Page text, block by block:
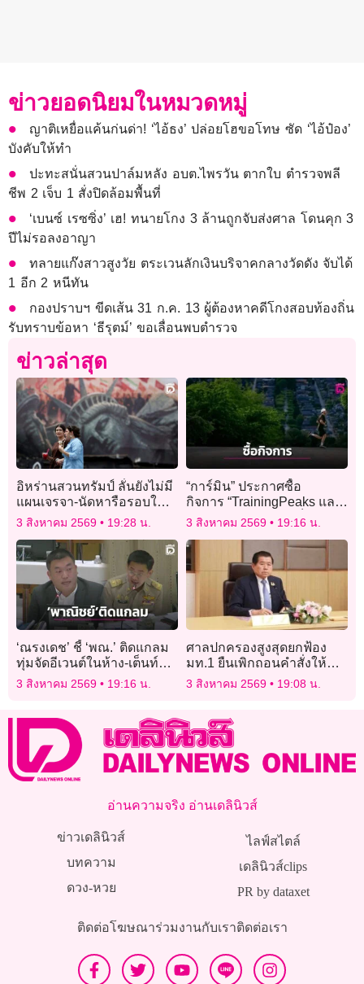
ข่าวยอดนิยมในหมวดหมู่
ญาติเหยื่อแค้นก่นด่า! ‘ไอ้ธง’ ปล่อยโฮขอโทษ ซัด ‘ไอ้ป๋อง’
บังคับให้ทำ
ปะทะสนั่นสวนปาล์มหลัง อบต.ไพรวัน ตากใบ ตำรวจพลี
ชีพ 2 เจ็บ 1 สั่งปิดล้อมพื้นที่
‘เบนซ์ เรซซิ่ง’ เฮ! ทนายโกง 3 ล้านถูกจับส่งศาล โดนคุก 3
ปีไม่รอลงอาญา
ทลายแก๊งสาวสูงวัย ตระเวนลักเงินบริจาคกลางวัดดัง จับได้
1 อีก 2 หนีทัน
กองปราบฯ ขีดเส้น 31 ก.ค. 13 ผู้ต้องหาคดีโกงสอบท้องถิ่น
รับทราบข้อหา ‘ธีรุตม์’ ขอเลื่อนพบตำรวจ
ข่าวล่าสุด
อิหร่านสวนทรัมป์ ลั่นยังไม่มี
แผนเจรจา-นัดหารือรอบใหม่
กับสหรัฐ
3 สิงหาคม 2569 19:28 น.
“การ์มิน” ประกาศซื้อ
กิจการ “TrainingPeaks และ
เสริมแกร่งอีโคซิสเต็มด้าน
3 สิงหาคม 2569 19:16 น.
‘ณรงเดช’ ชี้ ‘พณ.’ ติดแกลม
ทุ่มจัดอีเวนต์ในห้าง-เต็นท์ติด
แอร์ กระทบรายย่อย ปลัดฯ
3 สิงหาคม 2569 19:16 น.
ศาลปกครองสูงสุดยกฟ้อง
มท.1 ยืนเพิกถอนคำสั่งให้
‘นิพนธ์ บุญญามณี’ พ้นนายก
3 สิงหาคม 2569 19:08 น.
อ่านความจริง อ่านเดลินิวส์
ข่าวเดลินิวส์
บทความ
ดวง-หวย
ไลฟ์สไตล์
เดลินิวส์clips
PR by dataxet
ติดต่อโฆษณาร่วมงานกับเราติดต่อเรา